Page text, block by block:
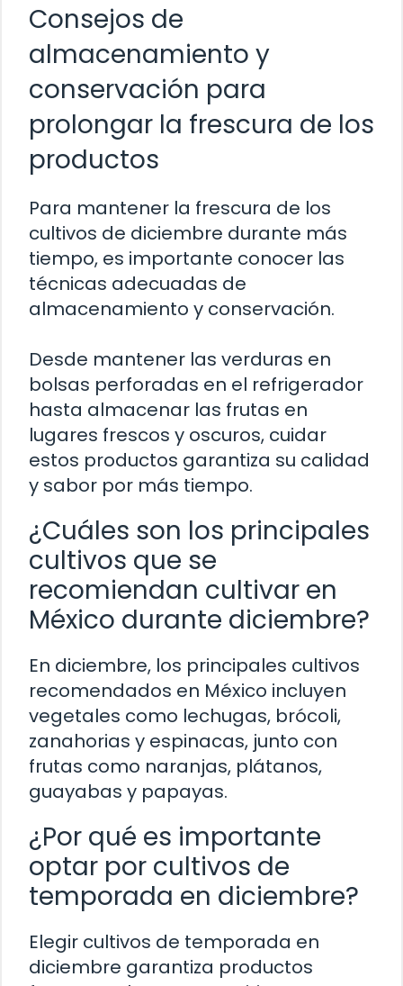
Consejos de
almacenamiento y
conservación para
prolongar la frescura de los
productos
Para mantener la frescura de los
cultivos de diciembre durante más
tiempo, es importante conocer las
técnicas adecuadas de
almacenamiento y conservación.
Desde mantener las verduras en
bolsas perforadas en el refrigerador
hasta almacenar las frutas en
lugares frescos y oscuros, cuidar
estos productos garantiza su calidad
y sabor por más tiempo.
¿Cuáles son los principales
cultivos que se
recomiendan cultivar en
México durante diciembre?
En diciembre, los principales cultivos
recomendados en México incluyen
vegetales como lechugas, brócoli,
zanahorias y espinacas, junto con
frutas como naranjas, plátanos,
guayabas y papayas.
¿Por qué es importante
optar por cultivos de
temporada en diciembre?
Elegir cultivos de temporada en
diciembre garantiza productos